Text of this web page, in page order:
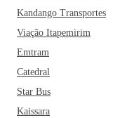
Kandango Transportes
Viação Itapemirim
Emtram
Catedral
Star Bus
Kaissara